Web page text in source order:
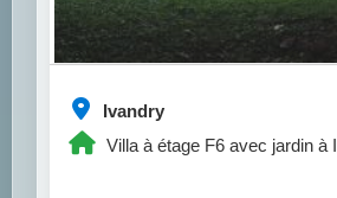
Ivandry
Villa à étage F6 avec jardin à